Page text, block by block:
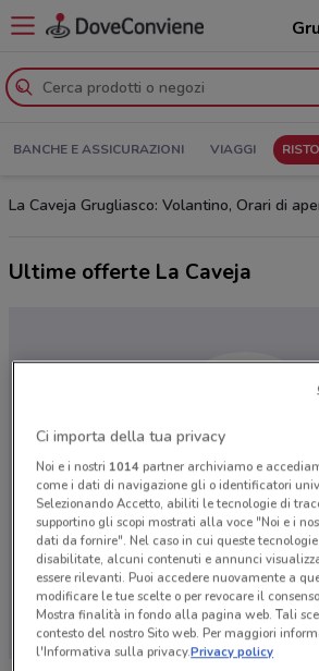
BANCHE E ASSICURAZIONI VIAGGI
La Caveja Grugliasco: Volantino, Orari di
Ultime offerte La Caveja
Ci dispiace, al momento non
volantini nella tua zona.
Ci importa della tua privacy
Noi e i nostri 1014partner archiviamo e
come i dati di navigazione gli o identificatori
Selezionando Accetto, abiliti le tecnologie di
supportino gli scopi mostrati alla voce "Noi e i
dati da fornire". Nel caso in cui queste tecnologie
disabilitate, alcuni contenuti e annunci
essere rilevanti. Puoi accedere nuovamente a
modificare le tue scelte o per revocare il
Mostra finalità in fondo alla pagina web. Tali
contesto del nostro Sito web. Per maggiori
l'Informativa sulla privacy.Privacy policy